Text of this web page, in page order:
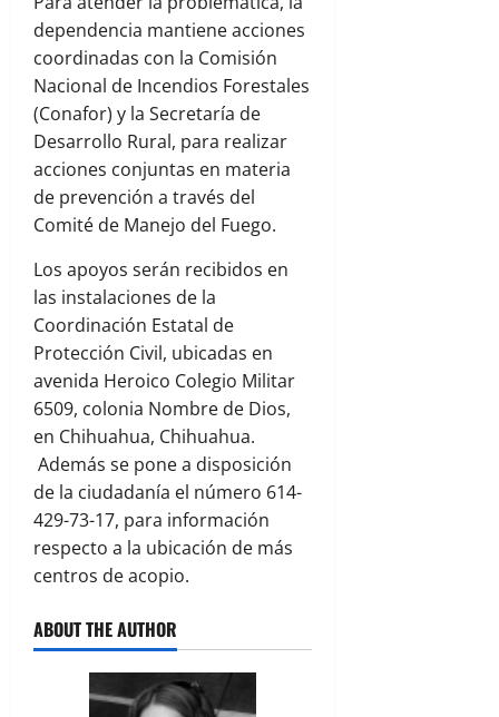
dependencia mantiene acciones
coordinadas con la Comisión
Nacional de Incendios Forestales
(Conafor) y la Secretaría de
Desarrollo Rural, para realizar
acciones conjuntas en materia
de prevención a través del
Comité de Manejo del Fuego.
Los apoyos serán recibidos en
las instalaciones de la
Coordinación Estatal de
Protección Civil, ubicadas en
avenida Heroico Colegio Militar
6509, colonia Nombre de Dios,
en Chihuahua, Chihuahua.
Además se pone a disposición
de la ciudadanía el número 614-
429-73-17, para información
respecto a la ubicación de más
centros de acopio.
ABOUT THE AUTHOR